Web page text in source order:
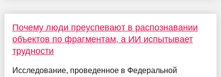
Почему люди преуспевают в распознавании
объектов по фрагментам, а ИИ испытывает
трудности
Исследование, проведенное в Федеральной